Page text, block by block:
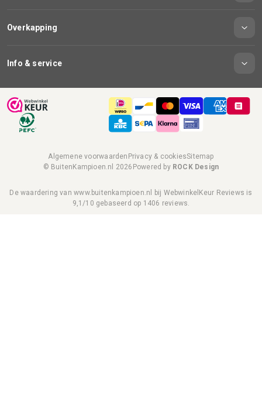
Overkapping
Info & service
Algemene voorwaarden Privacy & cookiesSitemap
© BuitenKampioen.nl 2026 Powered by ROCK Design
De waardering van www.buitenkampioen.nl bij WebwinkelKeur Reviews is
9,1/10 gebaseerd op 1406 reviews.